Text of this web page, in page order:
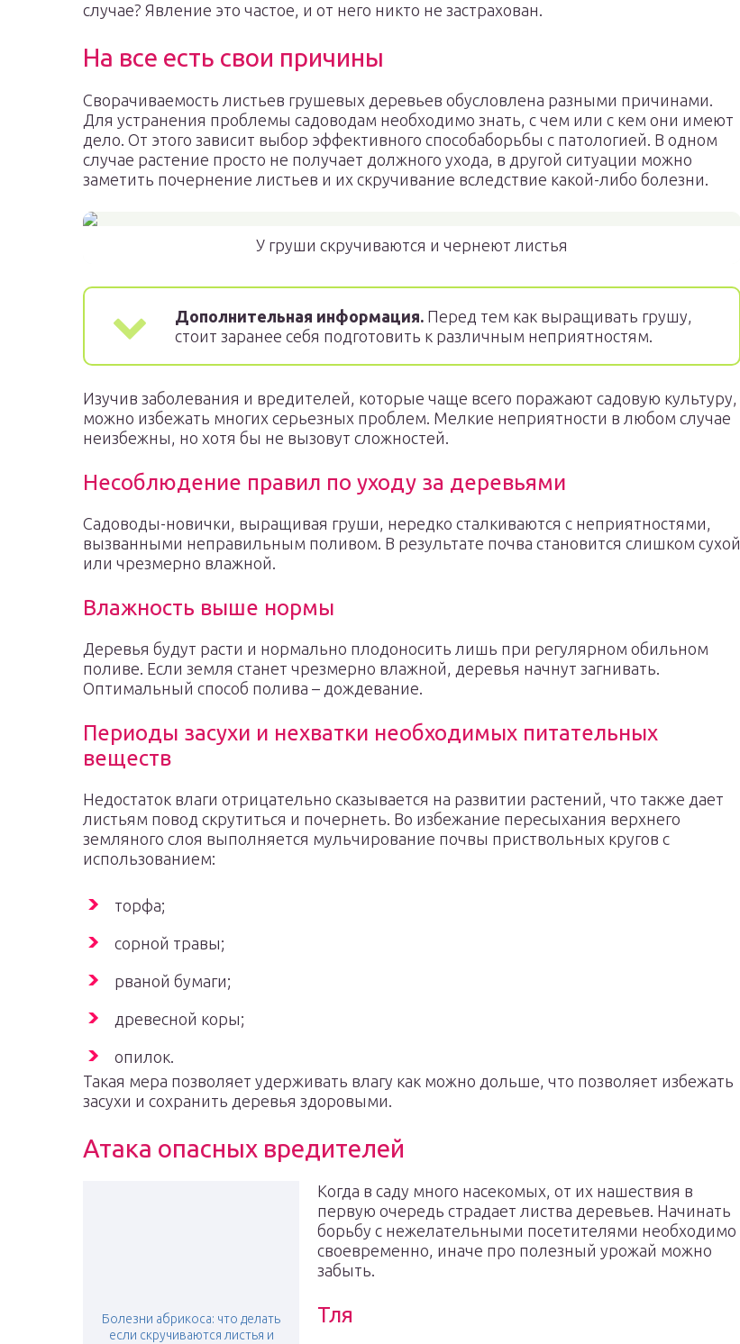
случае? Явление это частое, и от него никто не застрахован.
На все есть свои причины
Сворачиваемость листьев грушевых деревьев обусловлена разными причинами.
Для устранения проблемы садоводам необходимо знать, с чем или с кем они имеют
дело. От этого зависит выбор эффективного способаборьбы с патологией. В одном
случае растение просто не получает должного ухода, в другой ситуации можно
заметить почернение листьев и их скручивание вследствие какой-либо болезни.
У груши скручиваются и чернеют листья
Дополнительная информация. Перед тем как выращивать грушу,
стоит заранее себя подготовить к различным неприятностям.
Изучив заболевания и вредителей, которые чаще всего поражают садовую культуру,
можно избежать многих серьезных проблем. Мелкие неприятности в любом случае
неизбежны, но хотя бы не вызовут сложностей.
Несоблюдение правил по уходу за деревьями
Садоводы-новички, выращивая груши, нередко сталкиваются с неприятностями,
вызванными неправильным поливом. В результате почва становится слишком сухой
или чрезмерно влажной.
Влажность выше нормы
Деревья будут расти и нормально плодоносить лишь при регулярном обильном
поливе. Если земля станет чрезмерно влажной, деревья начнут загнивать.
Оптимальный способ полива – дождевание.
Периоды засухи и нехватки необходимых питательных
веществ
Недостаток влаги отрицательно сказывается на развитии растений, что также дает
листьям повод скрутиться и почернеть. Во избежание пересыхания верхнего
земляного слоя выполняется мульчирование почвы приствольных кругов с
использованием:
торфа;
сорной травы;
рваной бумаги;
древесной коры;
опилок.
Такая мера позволяет удерживать влагу как можно дольше, что позволяет избежать
засухи и сохранить деревья здоровыми.
Атака опасных вредителей
Болезни абрикоса: что делать
если скручиваются листья и
Когда в саду много насекомых, от их нашествия в
первую очередь страдает листва деревьев. Начинать
борьбу с нежелательными посетителями необходимо
своевременно, иначе про полезный урожай можно
забыть.
Тля